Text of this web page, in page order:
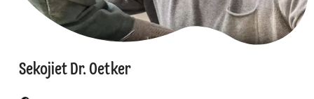
Sekojiet Dr. Oetker